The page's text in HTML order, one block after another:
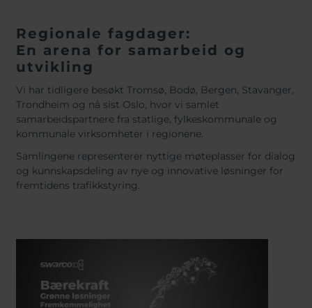
Moldavia
Norway
Romania
Switzerland
Turkey
Kosovo
United States of
America
Rest of the
Regionale fagdager:
En arena for samarbeid og
utvikling
Vi har tidligere besøkt Tromsø, Bodø, Bergen, Stavanger,
Trondheim og nå sist Oslo, hvor vi samlet
samarbeidspartnere fra statlige, fylkeskommunale og
kommunale virksomheter i regionene.
Samlingene representerer nyttige møteplasser for dialog
og kunnskapsdeling av nye og innovative løsninger for
fremtidens trafikkstyring.